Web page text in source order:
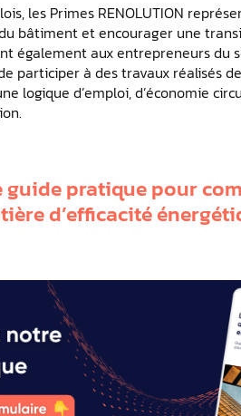
les Primes RENOLUTION
bâtiment et encourager une
également aux entrepreneurs du
participer à des travaux réalisés
logique d’emploi, d’économie
guide pratique pour
d’efficacité